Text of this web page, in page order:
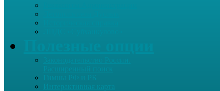
Интерактивная карта